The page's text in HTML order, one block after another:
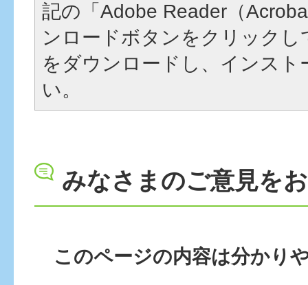
記の「Adobe Reader（
ンロードボタンをクリック
をダウンロードし、インスト
い。
みなさまのご意見を
このページの内容は分かり